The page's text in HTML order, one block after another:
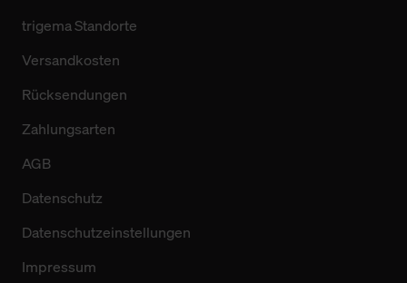
trigema Standorte
Versandkosten
Rücksendungen
Zahlungsarten
AGB
Datenschutz
Datenschutzeinstellungen
Impressum